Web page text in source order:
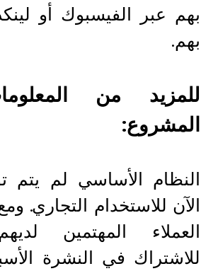
بهم عبر الفيسبوك أو
بهم.
للمزيد من
المشروع:
النظام الأساسي لم يتم
الآن للاستخدام التجاري.
العملاء المهتمين
للاشتراك في النشرة